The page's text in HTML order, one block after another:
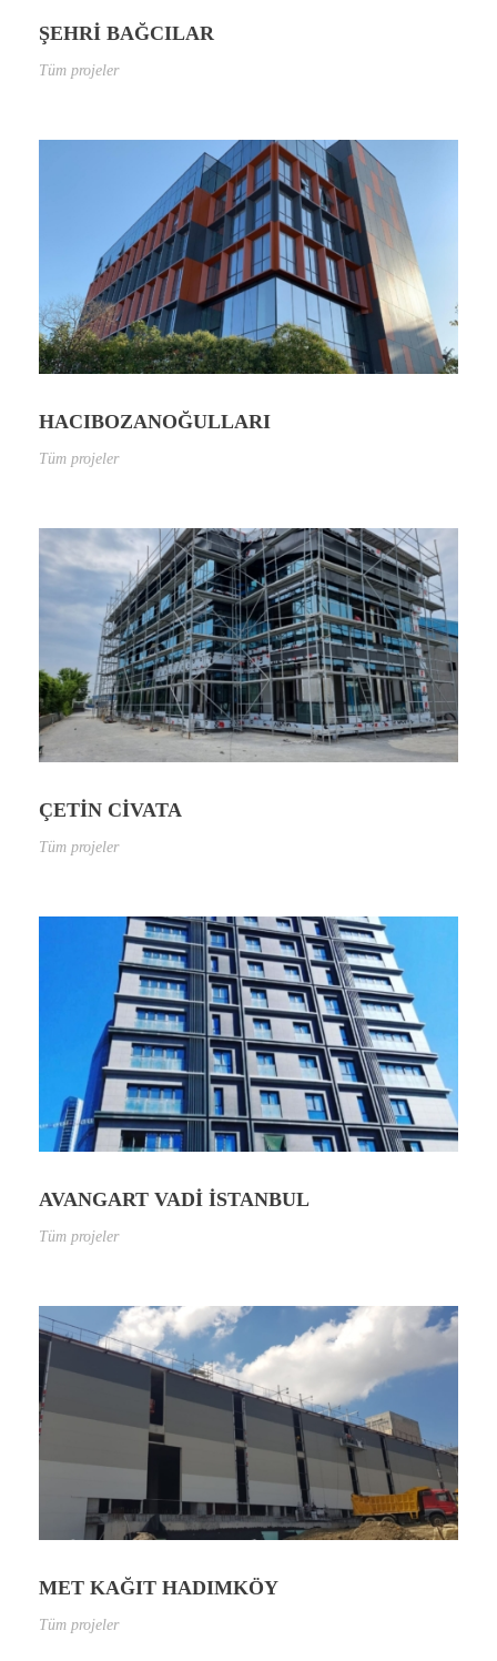
ŞEHRİ BAĞCILAR
Tüm projeler
HACIBOZANOĞULLARI
Tüm projeler
ÇETİN CİVATA
Tüm projeler
AVANGART VADİ İSTANBUL
Tüm projeler
MET KAĞIT HADIMKÖY
Tüm projeler